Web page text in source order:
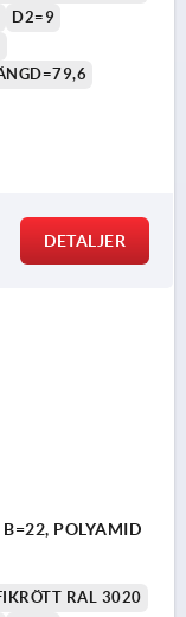
D2=9
DETALJER
POLYAMID
RAL 3020